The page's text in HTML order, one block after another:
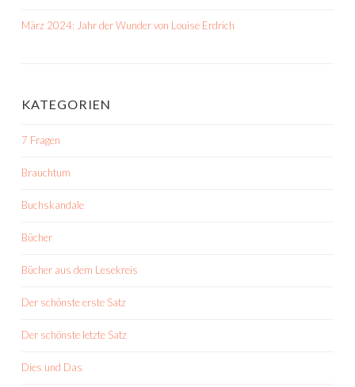
März 2024: Jahr der Wunder von Louise Erdrich
KATEGORIEN
7 Fragen
Brauchtum
Buchskandale
Bücher
Bücher aus dem Lesekreis
Der schönste erste Satz
Der schönste letzte Satz
Dies und Das